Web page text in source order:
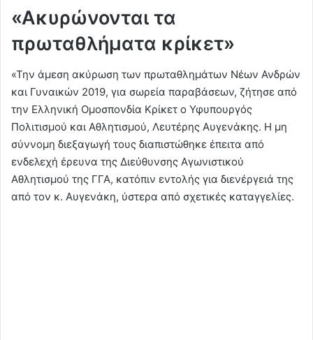
«Ακυρώνονται τα
πρωταθλήματα κρίκετ»
«Την άμεση ακύρωση των πρωταθλημάτων Νέων Ανδρών
και Γυναικών 2019, για σωρεία παραβάσεων, ζήτησε από
την Ελληνική Ομοσπονδία Κρίκετ ο Υφυπουργός
Πολιτισμού και Αθλητισμού, Λευτέρης Αυγενάκης. Η μη
σύννομη διεξαγωγή τους διαπιστώθηκε έπειτα από
ενδελεχή έρευνα της Διεύθυνσης Αγωνιστικού
Αθλητισμού της ΓΓΑ, κατόπιν εντολής για διενέργειά της
από τον κ. Αυγενάκη, ύστερα από σχετικές καταγγελίες.